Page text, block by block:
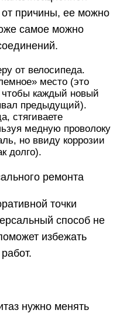
от причины, ее можно
самое можно
от велосипеда.
место (это
чтобы каждый новый
предыдущий).
стягиваете
медную проволоку
но ввиду коррозии
долго).
ремонта
точки
способ не
избежать
нужно менять